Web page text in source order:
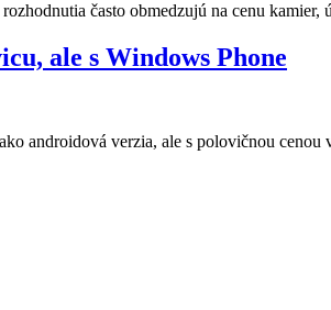
často obmedzujú na cenu
ale s Windows Phone
androidová verzia, ale s polovičnou